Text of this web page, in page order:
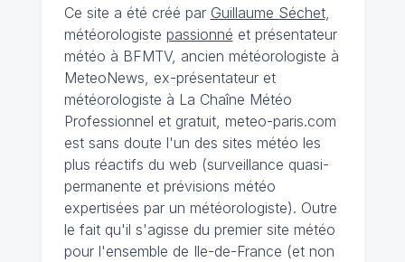
Ce site a été créé par Guillaume Séchet,
météorologiste passionné et présentateur
météo à BFMTV, ancien météorologiste à
MeteoNews, ex-présentateur et
météorologiste à La Chaîne Météo
Professionnel et gratuit, meteo-paris.com
est sans doute l'un des sites météo les
plus réactifs du web (surveillance quasi-
permanente et prévisions météo
expertisées par un météorologiste). Outre
le fait qu'il s'agisse du premier site météo
pour l'ensemble de Ile-de-France (et non